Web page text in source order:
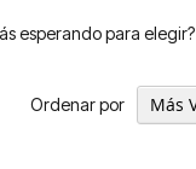
esperando para elegir?
Ordenar por